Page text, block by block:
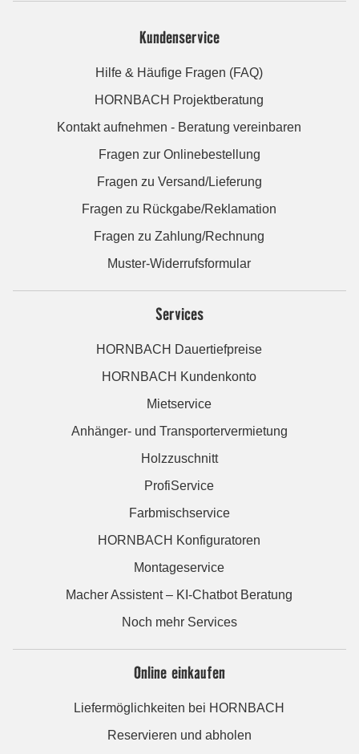
Kundenservice
Hilfe & Häufige Fragen (FAQ)
HORNBACH Projektberatung
Kontakt aufnehmen - Beratung vereinbaren
Fragen zur Onlinebestellung
Fragen zu Versand/Lieferung
Fragen zu Rückgabe/Reklamation
Fragen zu Zahlung/Rechnung
Muster-Widerrufsformular
Services
HORNBACH Dauertiefpreise
HORNBACH Kundenkonto
Mietservice
Anhänger- und Transportervermietung
Holzzuschnitt
ProfiService
Farbmischservice
HORNBACH Konfiguratoren
Montageservice
Macher Assistent – KI-Chatbot Beratung
Noch mehr Services
Online einkaufen
Liefermöglichkeiten bei HORNBACH
Reservieren und abholen